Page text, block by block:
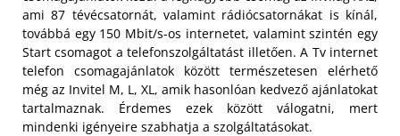
ami 87 tévécsatornát, valamint rádiócsatornákat is kínál,
továbbá egy 150 Mbit/s-os internetet, valamint szintén egy
Start csomagot a telefonszolgáltatást illetően. A Tv internet
telefon csomagajánlatok között természetesen elérhető
még az Invitel M, L, XL, amik hasonlóan kedvező ajánlatokat
tartalmaznak. Érdemes ezek között válogatni, mert
mindenki igényeire szabhatja a szolgáltatásokat.